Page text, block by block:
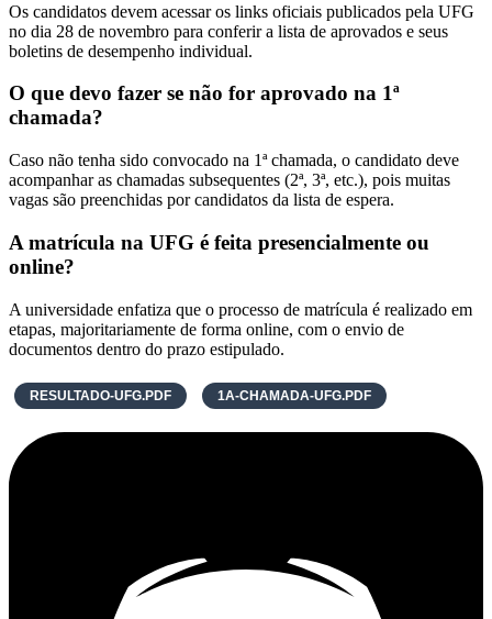
Os candidatos devem acessar os links oficiais publicados pela UFG
no dia 28 de novembro para conferir a lista de aprovados e seus
boletins de desempenho individual.
O que devo fazer se não for aprovado na 1ª
chamada?
Caso não tenha sido convocado na 1ª chamada, o candidato deve
acompanhar as chamadas subsequentes (2ª, 3ª, etc.), pois muitas
vagas são preenchidas por candidatos da lista de espera.
A matrícula na UFG é feita presencialmente ou
online?
A universidade enfatiza que o processo de matrícula é realizado em
etapas, majoritariamente de forma online, com o envio de
documentos dentro do prazo estipulado.
RESULTADO-UFG.PDF 1A-CHAMADA-UFG.PDF